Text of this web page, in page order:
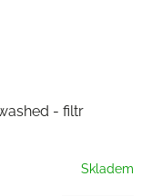
- filtr
Skladem